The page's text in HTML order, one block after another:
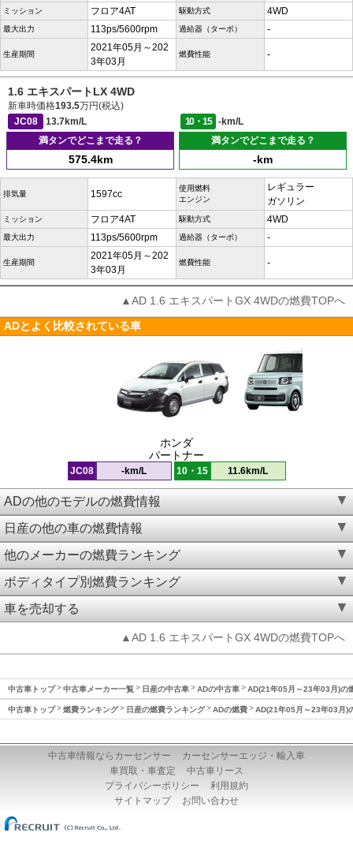
ミッション フロア4AT 駆動方式 4WD
最大出力 113ps/5600rpm 過給器（ターボ） -
生産期間
2021年05月～202
3年03月
燃費性能 -
1.6 エキスパートLX 4WD
新車時価格193.5万円(税込)
JC08
13.7km/L 10・15
-km/L
満タンでどこまで走る？
575.4km
満タンでどこまで走る？
-km
排気量 1597cc
使用燃料
エンジン
レギュラー
ガソリン
ミッション フロア4AT 駆動方式 4WD
最大出力 113ps/5600rpm 過給器（ターボ） -
生産期間
2021年05月～202
3年03月
燃費性能 -
▲AD 1.6 エキスパートGX 4WDの燃費TOPへ
ADとよく比較されている車
ホンダ
パートナー
JC08 -km/L 10・15 11.6km/L
ADの他のモデルの燃費情報
日産の他の車の燃費情報
他のメーカーの燃費ランキング
ボディタイプ別燃費ランキング
車を売却する
▲AD 1.6 エキスパートGX 4WDの燃費TOPへ
中古車トップ 中古車メーカー一覧 日産の中古車 ADの中古車 AD(21年05月～23年03月)の
中古車トップ 燃費ランキング 日産の燃費ランキング ADの燃費 AD(21年05月～23年03月)
中古車情報ならカーセンサー
カーセンサーエッジ・輸入車
車買取・車査定
中古車リース
プライバシーポリシー
利用規約
サイトマップ
お問い合わせ